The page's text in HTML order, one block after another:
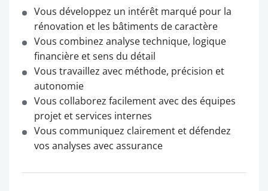
Vous développez un intérêt marqué pour la
rénovation et les bâtiments de caractère
Vous combinez analyse technique, logique
financière et sens du détail
Vous travaillez avec méthode, précision et
autonomie
Vous collaborez facilement avec des équipes
projet et services internes
Vous communiquez clairement et défendez
vos analyses avec assurance